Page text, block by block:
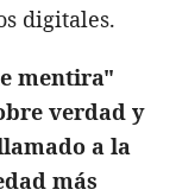
digitales.
mentira"
verdad y
a la
más